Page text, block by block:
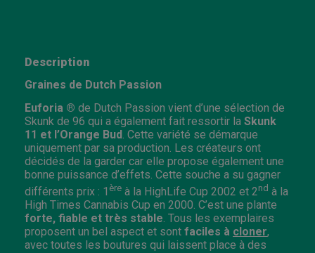
Description
Graines de Dutch Passion
Euforia ® de Dutch Passion vient d’une sélection de
Skunk de 96 qui a également fait ressortir la Skunk
11 et l’Orange Bud . Cette variété se démarque
uniquement par sa production. Les créateurs ont
décidés de la garder car elle propose également une
bonne puissance d’effets. Cette souche a su gagner
différents prix : 1 ère à la HighLife Cup 2002 et 2nd à la
High Times Cannabis Cup en 2000. C’est une plante
forte, fiable et très stable. Tous les exemplaires
proposent un bel aspect et sont faciles à cloner,
avec toutes les boutures qui laissent place à des